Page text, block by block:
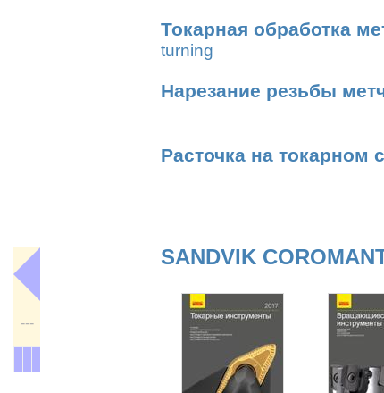
Токарная обработка
turning
Нарезание резьбы
Расточка на токарном
SANDVIK
---